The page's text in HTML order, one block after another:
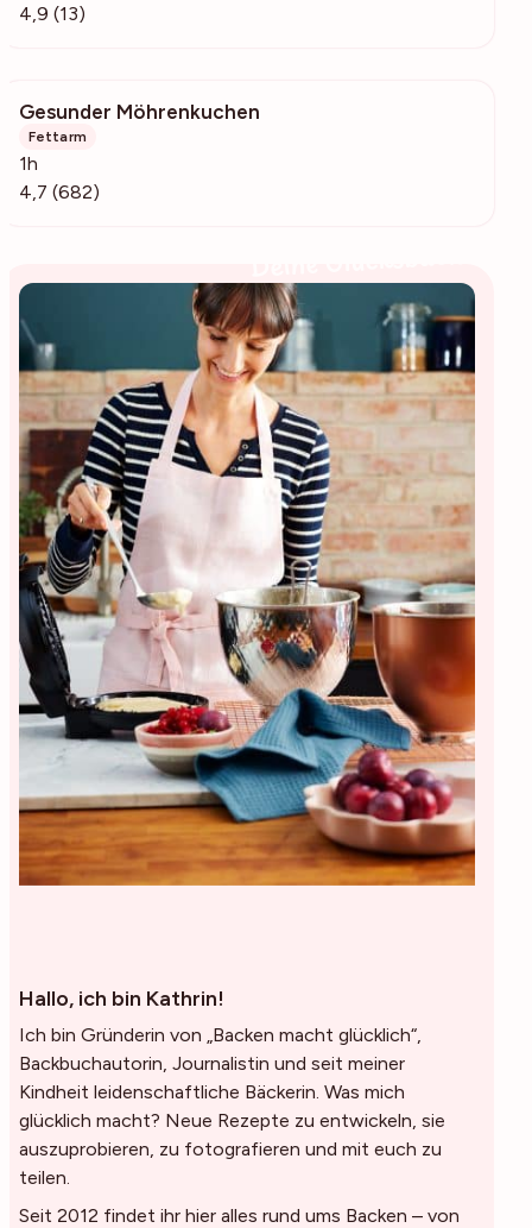
4,9 (13)
Gesunder Möhrenkuchen
Fettarm
1h
4,7 (682)
Hallo, ich bin Kathrin!
Ich bin Gründerin von „Backen macht glücklich“,
Backbuchautorin, Journalistin und seit meiner
Kindheit leidenschaftliche Bäckerin. Was mich
glücklich macht? Neue Rezepte zu entwickeln, sie
auszuprobieren, zu fotografieren und mit euch zu
teilen.
Seit 2012 findet ihr hier alles rund ums Backen – von